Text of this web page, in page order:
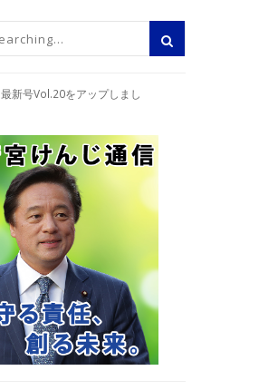
最新号Vol.20をアップしまし